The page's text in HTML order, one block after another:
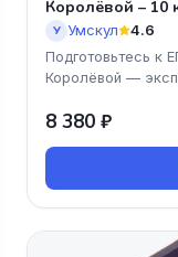
Королёвой – 10
У Умскул 4.6
Подготовьтесь к
Королёвой —
8 380 ₽